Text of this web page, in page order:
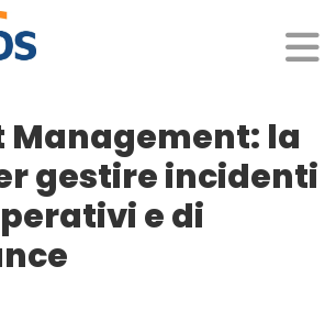
Management: la
gestire incidenti
e di